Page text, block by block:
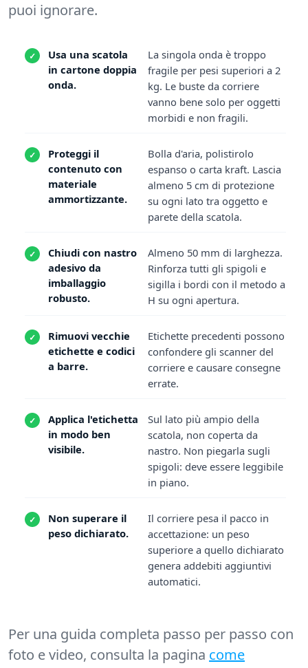
puoi ignorare.
Usa una scatola
in cartone doppia
onda.
La singola onda è troppo
fragile per pesi superiori a 2
kg. Le buste da corriere
vanno bene solo per oggetti
morbidi e non fragili.
Proteggi il
contenuto con
materiale
ammortizzante.
Bolla d'aria, polistirolo
espanso o carta kraft. Lascia
almeno 5 cm di protezione
su ogni lato tra oggetto e
parete della scatola.
Chiudi con nastro
adesivo da
imballaggio
robusto.
Almeno 50 mm di larghezza.
Rinforza tutti gli spigoli e
sigilla i bordi con il metodo a
H su ogni apertura.
Rimuovi vecchie
etichette e codici
a barre.
Etichette precedenti possono
confondere gli scanner del
corriere e causare consegne
errate.
Applica l'etichetta
in modo ben
visibile.
Sul lato più ampio della
scatola, non coperta da
nastro. Non piegarla sugli
spigoli: deve essere leggibile
in piano.
Non superare il
peso dichiarato.
Il corriere pesa il pacco in
accettazione: un peso
superiore a quello dichiarato
genera addebiti aggiuntivi
automatici.
Per una guida completa passo per passo con
foto e video, consulta la pagina come